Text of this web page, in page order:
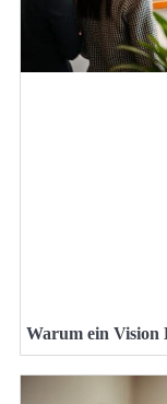
Warum ein Vision